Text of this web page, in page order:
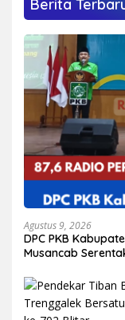
Berita
Agustus 9, 2026
DPC PKB
Musancab